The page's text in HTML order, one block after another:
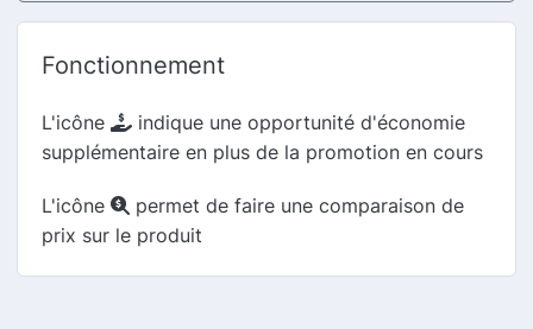
Fonctionnement
L'icône
indique une opportunité d'économie
supplémentaire en plus de la promotion en cours
L'icône
permet de faire une comparaison de
prix sur le produit